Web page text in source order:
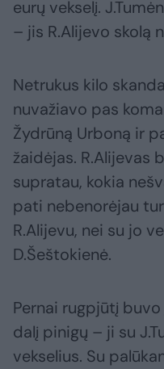
eurų vekselį.
– jis R.Alijevo skolą
Netrukus kilo
nuvažiavo pas
Žydrūną Urboną ir
žaidėjas. R.Alijevas
supratau, kokia
pati nebenorėjau
R.Alijevu, nei su jo
D.Šeštokienė.
Pernai rugpjūtį
dalį pinigų – ji su
vekselius. Su